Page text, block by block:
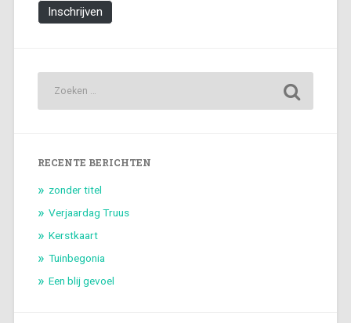
Inschrijven
RECENTE BERICHTEN
zonder titel
Verjaardag Truus
Kerstkaart
Tuinbegonia
Een blij gevoel